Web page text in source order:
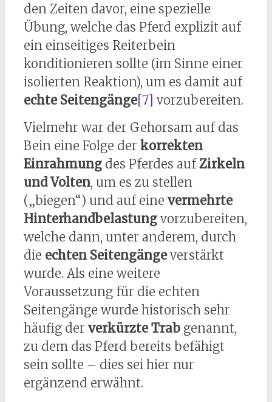
den Zeiten davor, eine spezielle
Übung, welche das Pferd explizit auf
ein einseitiges Reiterbein
konditionieren sollte (im Sinne einer
isolierten Reaktion), um es damit auf
echte Seitengänge[7] vorzubereiten.
Vielmehr war der Gehorsam auf das
Bein eine Folge der korrekten
Einrahmungdes Pferdes aufZirkeln
und Volten, um es zu stellen
(„biegen“) und auf eine vermehrte
Hinterhandbelastungvorzubereiten,
welche dann, unter anderem, durch
die echten Seitengängeverstärkt
wurde. Als eine weitere
Voraussetzung für die echten
Seitengänge wurde historisch sehr
häufig der verkürzte Trabgenannt,
zu dem das Pferd bereits befähigt
sein sollte – dies sei hier nur
ergänzend erwähnt.